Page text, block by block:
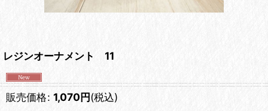
レジンオーナメント 11
販売価格: 1,070円(税込)